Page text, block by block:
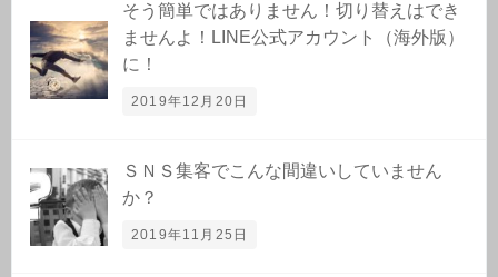
そう簡単ではありません！切り替えはでき
ませんよ！LINE公式アカウント（海外版）
に！
2019年12月20日
ＳＮＳ集客でこんな間違いしていません
か？
2019年11月25日